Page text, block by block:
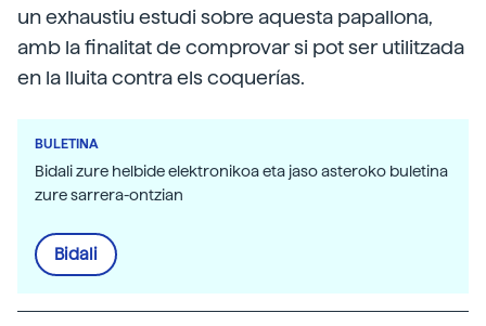
un exhaustiu estudi sobre aquesta papallona,
amb la finalitat de comprovar si pot ser utilitzada
en la lluita contra els coquerías.
BULETINA
Bidali zure helbide elektronikoa eta jaso asteroko buletina
zure sarrera-ontzian
Bidali